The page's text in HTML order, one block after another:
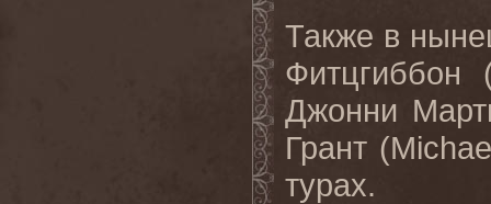
Также в
Фитцгиббон
Джонни
Грант
турах.